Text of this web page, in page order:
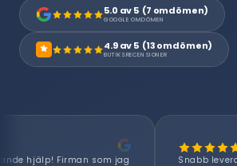
5.0 av 5 (7 omdömen)
GOOGLE OMDÖMEN
4.9 av 5 (13 omdömen)
BUTIKSRECENSIONER
Snabb leverans!